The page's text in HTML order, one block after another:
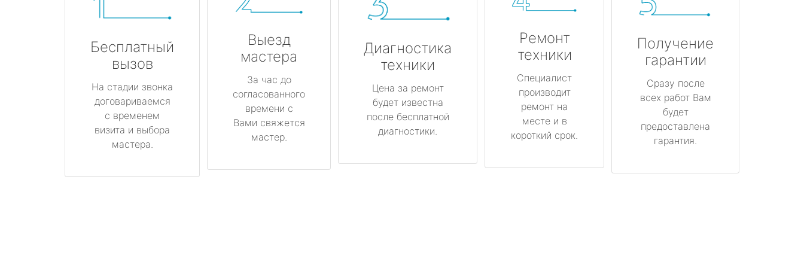
Бесплатный
вызов
На стадии звонка
договариваемся
с временем
визита и выбора
мастера.
Выезд
мастера
За час до
согласованного
времени с
Вами свяжется
мастер.
Диагностика
техники
Цена за ремонт
будет известна
после бесплатной
диагностики.
Ремонт
техники
Специалист
производит
ремонт на
месте и в
короткий срок.
Получение
гарантии
Сразу после
всех работ Вам
будет
предоставлена
гарантия.